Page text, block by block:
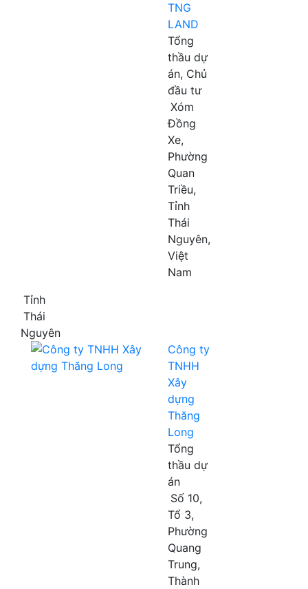
TNG
LAND
Tổng
thầu dự
án, Chủ
đầu tư
Xóm
Đồng
Xe,
Phường
Quan
Triều,
Tỉnh
Thái
Nguyên,
Việt
Nam
Tỉnh
Thái
Nguyên
Công ty
TNHH
Xây
dựng
Thăng
Long
Tổng
thầu dự
án
Số 10,
Tổ 3,
Phường
Quang
Trung,
Thành